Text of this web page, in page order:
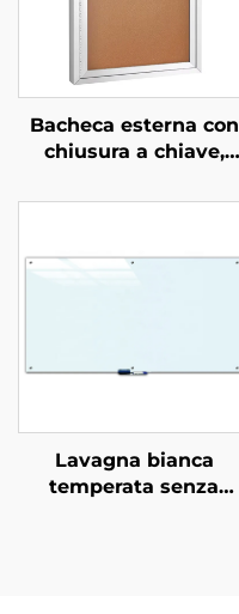
Bacheca esterna con
chiusura a chiave,
resistente alle
con lucchetto, telaio
Lavagna bianca
temperata senza